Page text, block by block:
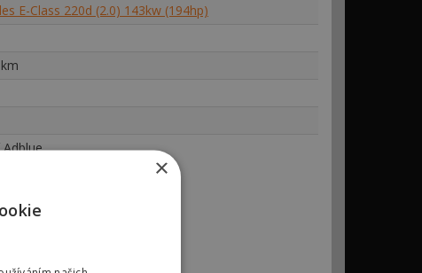
E-Class 220d (2.0) 143kw (194hp)
Adblue
×